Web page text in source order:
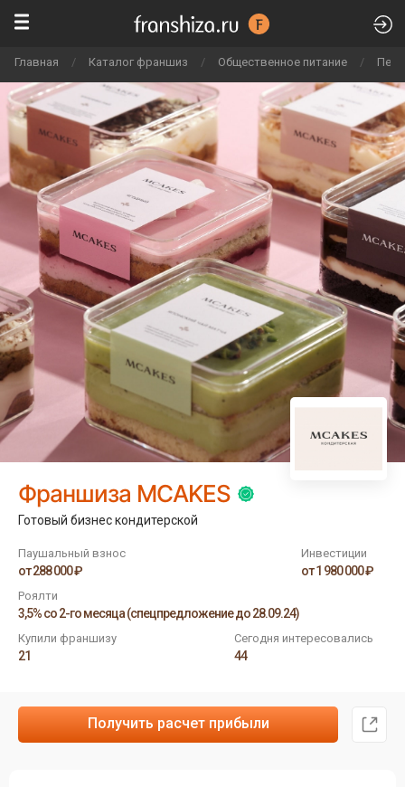
Главная / Каталог франшиз / Общественное питание /
Франшиза MCAKES
Готовый бизнес кондитерской
Паушальный взнос
от 288 000 ₽
Инвестиции
от 1 980 000 ₽
Роялти
3,5% со 2-го месяца (спецпредложение до 28.09.24)
Купили франшизу
21
Сегодня интересовались
44
Получить расчет прибыли